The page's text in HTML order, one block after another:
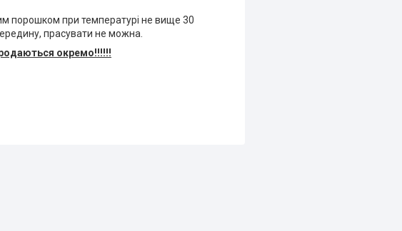
порошком при температурі не вище 30
прасувати не можна.
окремо!!!!!!